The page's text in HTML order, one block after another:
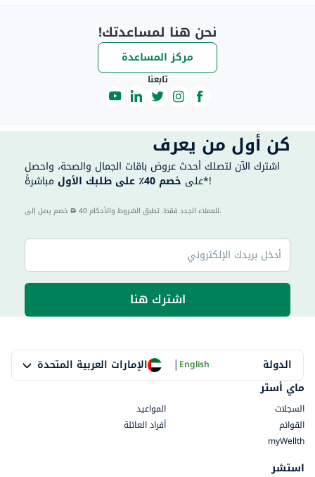
نحن هنا لمساعدتك!
مركز المساعدة
تابعنا
كن أول من يعرف
اشترك الآن لتصلك أحدث عروض باقات الجمال والصحة، واحصل
على خصم 40٪ على طلبك الأول مباشرةً*!
40 للعملاء الجدد فقط. تطبق الشروط والأحكام.
اشترك هنا
الدولة الإمارات العربية المتحدة |English
ماي أستر
السجلات
المواعيد
القوائم
أفراد العائلة
myWellth
استشر